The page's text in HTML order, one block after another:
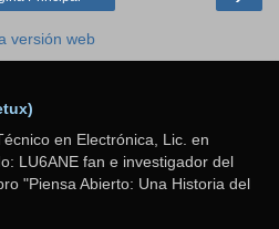
versión web
en Electrónica, Lic. en
LU6ANE fan e investigador del
"Piensa Abierto: Una Historia del